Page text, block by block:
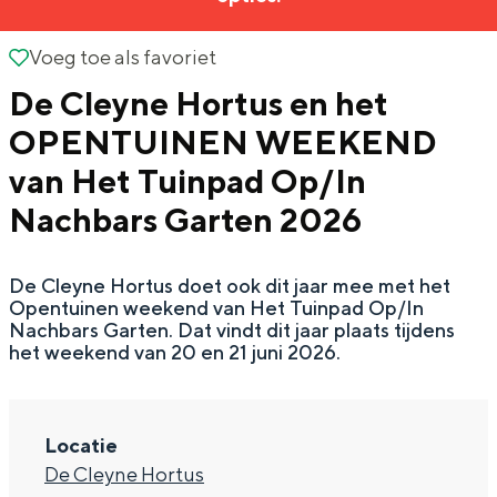
e
Zomerwandelingen in Groningen
Zwemplekken
DIT IS GRONINGEN
bezienswaardigheden
Voeg toe als favoriet
Voeg toe als favoriet
De Cleyne Hortus en het
OPENTUINEN WEEKEND
van Het Tuinpad Op/In
Nachbars Garten 2026
De Cleyne Hortus doet ook dit jaar mee met het
Opentuinen weekend van Het Tuinpad Op/In
Nachbars Garten. Dat vindt dit jaar plaats tijdens
het weekend van 20 en 21 juni 2026.
Locatie
De Cleyne Hortus